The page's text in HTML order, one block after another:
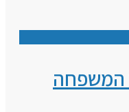
המשפחה